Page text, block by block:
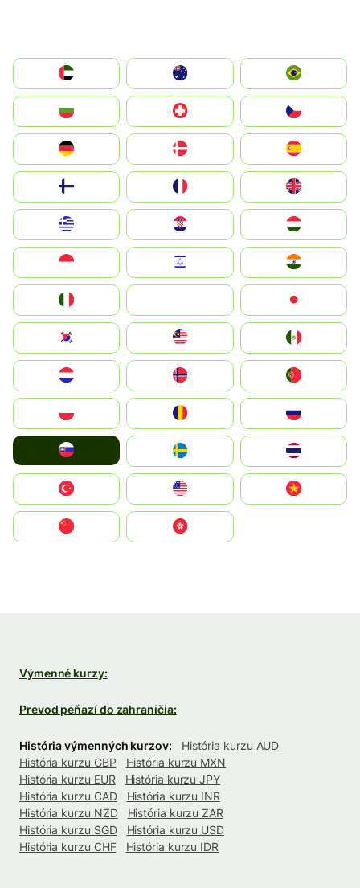
الإمارات العربية المتحدة
Switzerland
Deutschland
United Kingdom
Magyarország
South Korea
United States
中國香港特別行政區
Výmenné kurzy:
Prevod peňazí do zahraničia:
História výmenných kurzov:
História kurzu AUD
História kurzu GBP
História kurzu MXN
História kurzu EUR
História kurzu JPY
História kurzu CAD
História kurzu INR
História kurzu NZD
História kurzu ZAR
História kurzu SGD
História kurzu USD
História kurzu CHF
História kurzu IDR